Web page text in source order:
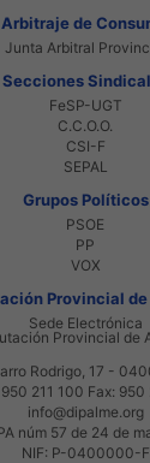
Arbitraje de
Junta Arbitral
Secciones
FeSP-UGT
C.C.O.O.
CSI-F
SEPAL
Grupos Políticos
PSOE
PP
VOX
Provincial
Sede Electrónica
Provincial de
Rodrigo, 17 -
211 100 Fax: 950
info@dipalme.org
núm 57 de 24 de
NIF: P-0400000-F